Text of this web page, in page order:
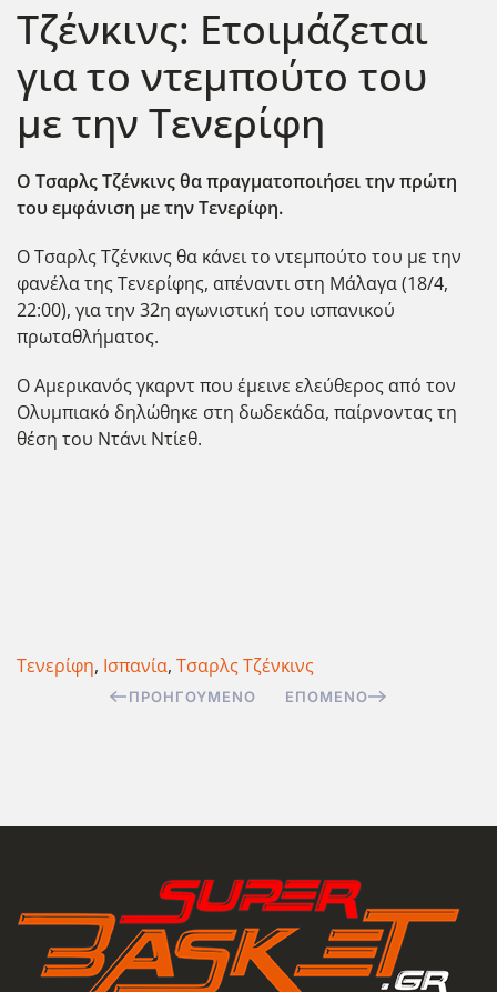
Τζένκινς: Ετοιμάζεται
για το ντεμπούτο του
με την Τενερίφη
Ο Τσαρλς Τζένκινς θα πραγματοποιήσει την πρώτη
του εμφάνιση με την Τενερίφη.
Ο Τσαρλς Τζένκινς θα κάνει το ντεμπούτο του με την
φανέλα της Τενερίφης, απέναντι στη Μάλαγα (18/4,
22:00), για την 32η αγωνιστική του ισπανικού
πρωταθλήματος.
Ο Αμερικανός γκαρντ που έμεινε ελεύθερος από τον
Ολυμπιακό δηλώθηκε στη δωδεκάδα, παίρνοντας τη
θέση του Ντάνι Ντίεθ.
Τενερίφη, Ισπανία, Τσαρλς Τζένκινς
ΠΡΟΗΓΟΎΜΕΝΟ ΕΠΌΜΕΝΟ